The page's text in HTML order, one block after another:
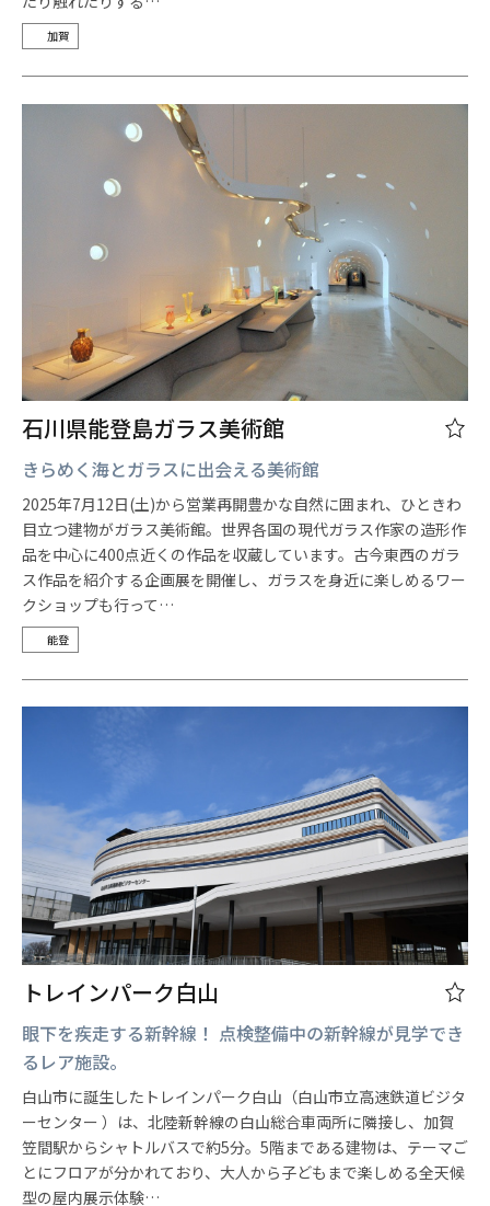
加賀
石川県能登島ガラス美術館
きらめく海とガラスに出会える美術館
2025年7月12日(土)から営業再開豊かな自然に囲まれ、ひときわ
目立つ建物がガラス美術館。世界各国の現代ガラス作家の造形作
品を中心に400点近くの作品を収蔵しています。古今東西のガラ
ス作品を紹介する企画展を開催し、ガラスを身近に楽しめるワー
クショップも行って…
能登
トレインパーク白山
眼下を疾走する新幹線！ 点検整備中の新幹線が見学でき
るレア施設。
白山市に誕生したトレインパーク白山（白山市立高速鉄道ビジタ
ーセンター ）は、北陸新幹線の白山総合車両所に隣接し、加賀
笠間駅からシャトルバスで約5分。5階まである建物は、テーマご
とにフロアが分かれており、大人から子どもまで楽しめる全天候
型の屋内展示体験…